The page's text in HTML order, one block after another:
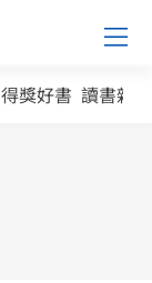
得獎好書 讀書雜誌